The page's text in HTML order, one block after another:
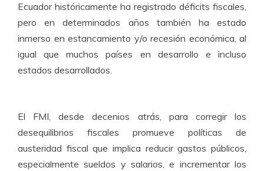
Ecuador históricamente ha registrado déficits fiscales,
pero en determinados años también ha estado
inmerso en estancamiento y/o recesión económica, al
igual que muchos países en desarrollo e incluso
estados desarrollados.
El FMI, desde decenios atrás, para corregir los
desequilibrios fiscales promueve políticas de
austeridad fiscal que implica reducir gastos públicos,
especialmente sueldos y salarios, e incrementar los